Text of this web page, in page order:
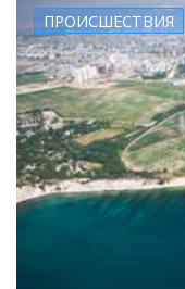
ПРОИСШЕСТВИЯ